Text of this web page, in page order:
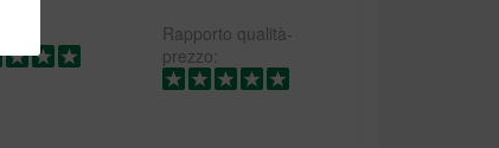
Rapporto qualità-
prezzo: